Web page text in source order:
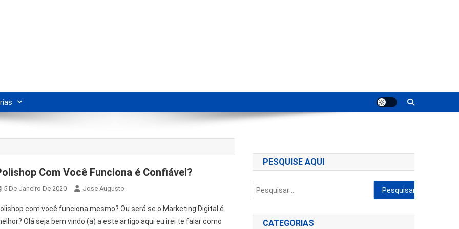
Com Você Funciona é Confiável?
5 De Janeiro De 2020 Jose Augusto
com você funciona mesmo? Ou será se o Marketing Digital é
Olá seja bem vindo (a) a este artigo aqui eu irei te falar como
PESQUISE AQUI
Pesquisar
por:
CATEGORIAS